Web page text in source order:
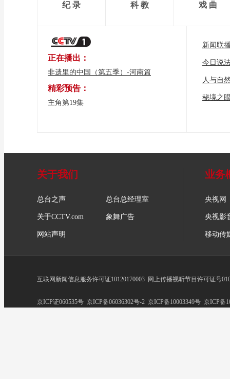
纪 录
科 教
戏 曲
正在播出：
非遗里的中国（第五季）-河南篇
精彩预告：
主角第19集
新闻联
今日说
人与自
秘境之
关于我们
总台之声 总台总经理室
关于CCTV.com 象舞广告
网站声明
业务
央视网
央视影
移动传
互联网新闻信息服务许可证10120170003 网上传播视听节目许可证号
京ICP证060535号 京ICP备06036302号-2 京ICP备10003349号 京ICP备